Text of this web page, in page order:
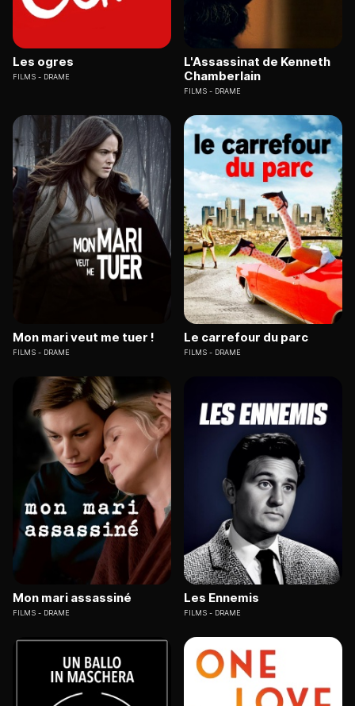
Les ogres
FILMS DRAME
L'Assassinat de Kenneth
Chamberlain
FILMS DRAME
Mon mari veut me tuer !
FILMS DRAME
Le carrefour du parc
FILMS DRAME
Mon mari assassiné
FILMS DRAME
Les Ennemis
FILMS DRAME